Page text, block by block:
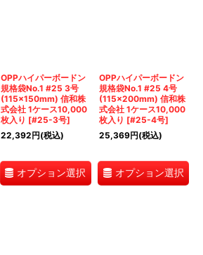
OPPハイパーボードン
規格袋No.1 #25 3号
(115×150mm) 信和株
式会社 1ケース10,000
枚入り [#25-3号]
22,392円(税込)
オプション選択
OPPハイパーボードン
規格袋No.1 #25 4号
(115×200mm) 信和株
式会社 1ケース10,000
枚入り [#25-4号]
25,369円(税込)
オプション選択